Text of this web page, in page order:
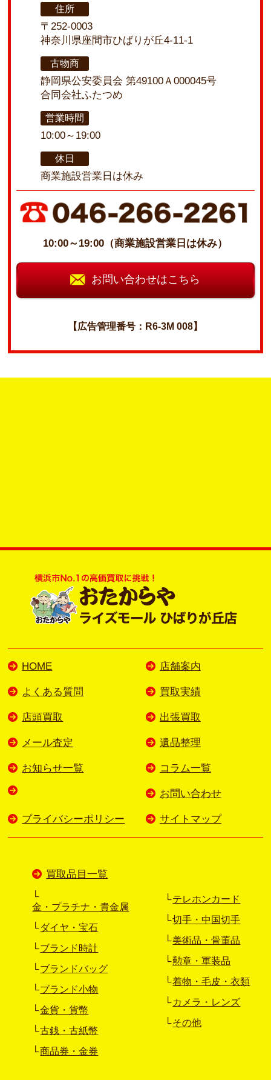
住所
〒252-0003
神奈川県座間市ひばりが丘4-11-1
古物商
静岡県公安委員会 第49100Ａ000045号
合同会社ふたつめ
営業時間
10:00～19:00
休日
商業施設営業日は休み
10:00～19:00（商業施設営業日は休み）
お問い合わせはこちら
【広告管理番号：R6-3M 008】
HOME 店舗案内
よくある質問 買取実績
店頭買取 出張買取
メール査定 遺品整理
お知らせ一覧 コラム一覧
お問い合わせ
プライバシーポリシー サイトマップ
買取品目一覧
金・プラチナ・貴金属
ダイヤ・宝石
ブランド時計
ブランドバッグ
ブランド小物
金貨・貨幣
古銭・古紙幣
商品券・金券
テレホンカード
切手・中国切手
美術品・骨董品
勲章・軍装品
着物・毛皮・衣類
カメラ・レンズ
その他